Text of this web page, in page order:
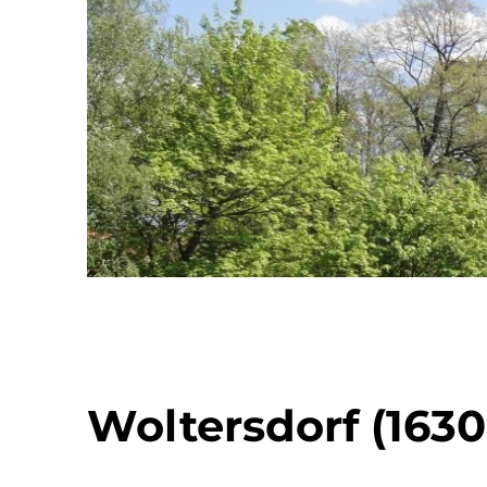
Woltersdorf